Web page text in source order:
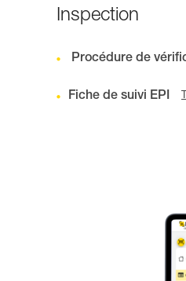
Inspection
Procédure de
Fiche de suivi EPI